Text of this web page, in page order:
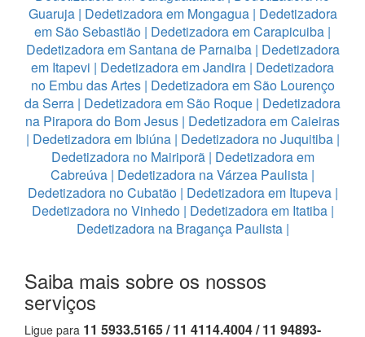
Guaruja| Dedetizadora em Mongagua| Dedetizadora
em São Sebastião | Dedetizadora em Carapicuiba |
Dedetizadora em Santana de Parnaiba| Dedetizadora
em Itapevi | Dedetizadora em Jandira | Dedetizadora
no Embu das Artes| Dedetizadora em São Lourenço
da Serra | Dedetizadora em São Roque | Dedetizadora
na Pirapora do Bom Jesus | Dedetizadora em Caieiras
| Dedetizadora em Ibiúna| Dedetizadora no Juquitiba|
Dedetizadora no Mairiporã| Dedetizadora em
Cabreúva | Dedetizadora na Várzea Paulista |
Dedetizadora no Cubatão| Dedetizadora em Itupeva|
Dedetizadora no Vinhedo| Dedetizadora em Itatiba|
Dedetizadora na Bragança Paulista|
Saiba mais sobre os nossos
serviços
Ligue para 11 5933.5165 / 11 4114.4004 / 11 94893-